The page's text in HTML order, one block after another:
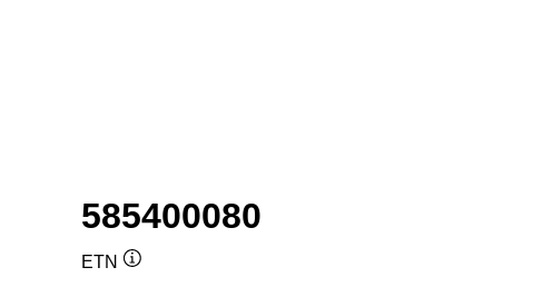
585400080
ETN